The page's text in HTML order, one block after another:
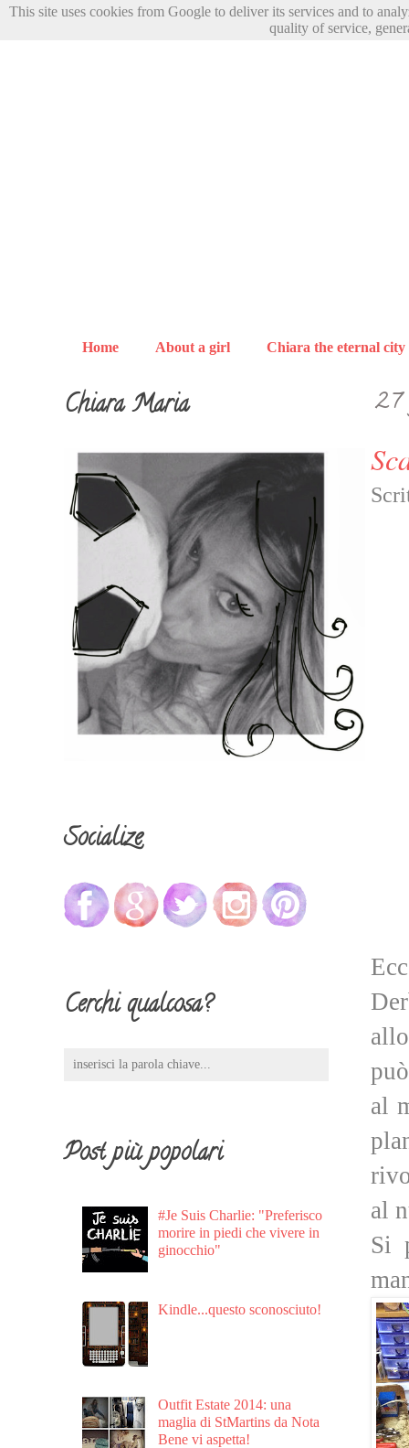
Home About a girl Chiara the eternal city
27
al
al
Si
Chiara Maria
Socialize
Cerchi qualcosa?
Post più popolari
#Je Suis Charlie: "Preferisco
morire in piedi che vivere in
ginocchio"
Kindle...questo sconosciuto!
Outfit Estate 2014: una
maglia di StMartins da Nota
Bene vi aspetta!
This site uses cookies from Google to deliver its services and to
quality of service,